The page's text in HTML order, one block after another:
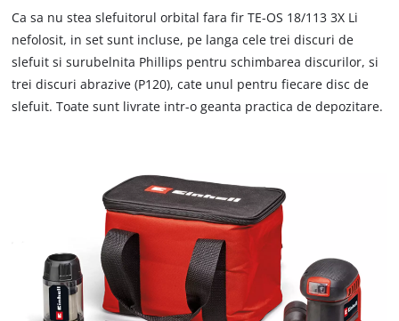
Ca sa nu stea slefuitorul orbital fara fir TE-OS 18/113 3X Li
nefolosit, in set sunt incluse, pe langa cele trei discuri de
slefuit si surubelnita Phillips pentru schimbarea discurilor, si
trei discuri abrazive (P120), cate unul pentru fiecare disc de
slefuit. Toate sunt livrate intr-o geanta practica de depozitare.